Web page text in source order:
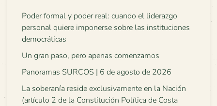
Poder formal y poder real: cuando el liderazgo
personal quiere imponerse sobre las instituciones
democráticas
Un gran paso, pero apenas comenzamos
Panoramas SURCOS | 6 de agosto de 2026
La soberanía reside exclusivamente en la Nación
(artículo 2 de la Constitución Política de Costa